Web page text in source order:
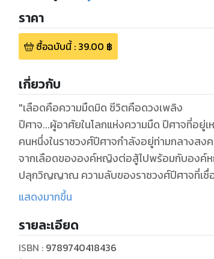
ราคา
ซื้อฉบับนี้: 39.00 ฿
เกี่ยวกับ
"เลือดคือความมืดมิด ชีวิตคือดวงเพลิง
ปีศาจ...ผู้อาศัยในโลกแห่งความมืด ปีศาจที่อ
คนหนึ่งในราชวงศ์ปีศาจกำลังอยู่ท่ามกลางสง
จากเลือดขององค์หญิงต่อสู้ไปพร้อมกับองค์ห
ปลุกวิญญาณ ความลับของราชวงศ์ปีศาจที่เชื่
โลหิตมีความมืดมิดอันน่าสะพรึงกลัวรอพวกเขา
แสดงมากขึ้น
รายละเอียด
ISBN : 9789740418436